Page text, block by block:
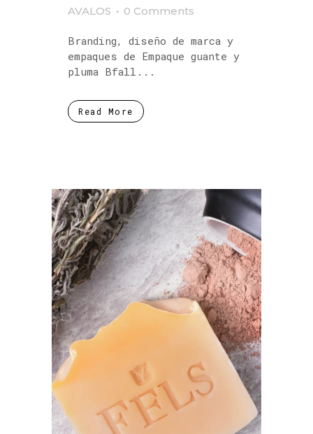
AVALOS
0 Comments
Branding, diseño de marca y
empaques de Empaque guante y
pluma Bfall...
Read More